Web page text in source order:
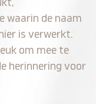
waarin de naam
is verwerkt.
om mee te
herinnering voor